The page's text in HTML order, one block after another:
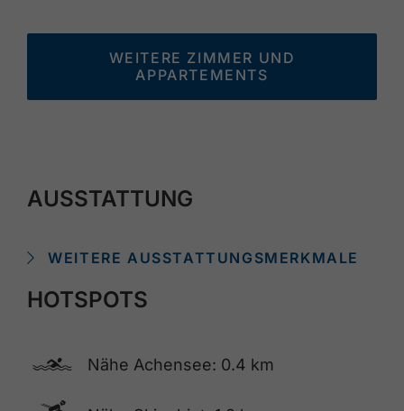
WEITERE ZIMMER UND
APPARTEMENTS
AUSSTATTUNG
WEITERE AUSSTATTUNGSMERKMALE
HOTSPOTS
🅐 Nähe Achensee: 0.4 km